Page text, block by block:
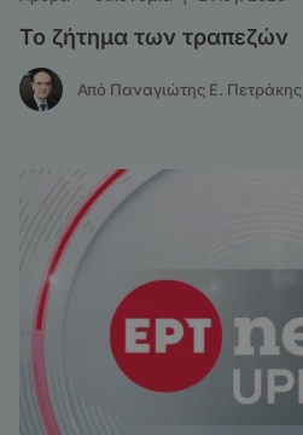
Το ζήτημα των τραπεζών
Από Παναγιώτης Ε.